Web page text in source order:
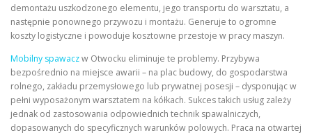
demontażu uszkodzonego elementu, jego transportu do warsztatu, a
następnie ponownego przywozu i montażu. Generuje to ogromne
koszty logistyczne i powoduje kosztowne przestoje w pracy maszyn.
Mobilny spawaczw Otwocku eliminuje te problemy. Przybywa
bezpośrednio na miejsce awarii – na plac budowy, do gospodarstwa
rolnego, zakładu przemysłowego lub prywatnej posesji – dysponując w
pełni wyposażonym warsztatem na kółkach. Sukces takich usług zależy
jednak od zastosowania odpowiednich technik spawalniczych,
dopasowanych do specyficznych warunków polowych. Praca na otwartej